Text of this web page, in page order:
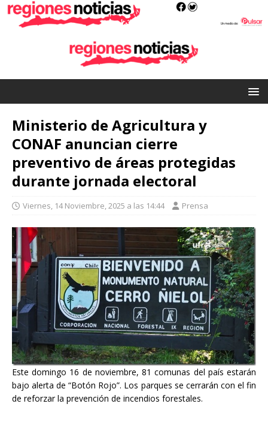
Ministerio de Agricultura y
CONAF anuncian cierre
preventivo de áreas protegidas
durante jornada electoral
Viernes, 14 Noviembre, 2025 a las 14:44 Prensa
Este domingo 16 de noviembre, 81 comunas del país estarán
bajo alerta de “Botón Rojo”. Los parques se cerrarán con el fin
de reforzar la prevención de incendios forestales.